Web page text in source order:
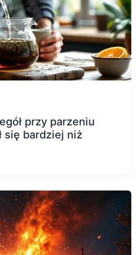
przy parzeniu
się bardziej niż